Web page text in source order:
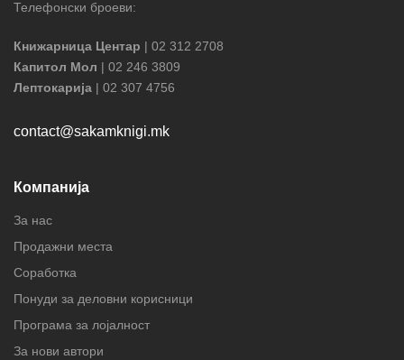
Телефонски броеви:
Книжарница Центар | 02 312 2708
Капитол Мол | 02 246 3809
Лептокарија | 02 307 4756
contact@sakamknigi.mk
Компанија
За нас
Продажни места
Соработка
Понуди за деловни корисници
Програма за лојалност
За нови автори